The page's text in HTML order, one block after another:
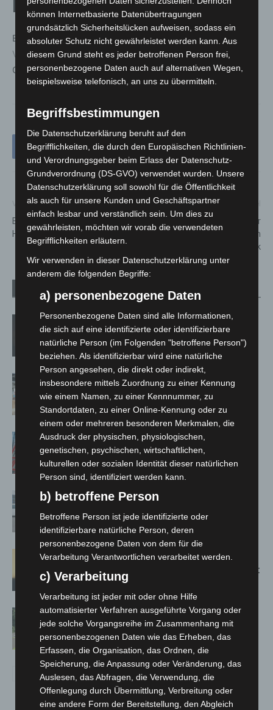
Niedersachsen
Bei Unsicherheiten oder konkreten Problemen bietet die
Verbraucherzentrale NiedersachsenUnterstützung – vor
Ort, telefonisch und per Video.
Vorheriger Artikel
Bewaffneter Täter in
Hannover auf der Flucht
Nächster Artikel
Nikolaus-Aktion der Feuerwehr
Hannover begeistert Kinder in
der MHH-Kinderklinik
Verwandte Artikel Mehr vom Autor
M’era Luna 2026: 25.000 Fans feiern in
Hildesheim
Kunst trifft Weingenuss: Barbara-
Susann Mehring zeigt ihre Werke im
Jacques’ Wein-Depot Isernhagen
A2: Zweite Turbobaustelle startet
zwischen Hannover-West und
Bothfeld
Niedersachsen: Feuerwehrkräfte
kehren nach Waldbrandeinsatz aus
Spanien zurück
Hannover: Erste Tigermücken-
Population in Niedersachsen entdeckt
Brand im „Haus der Begegnung“ in
Neuwarmbüchen schnell eingedämmt
können Internetbasierte Datenübertragungen
grundsätzlich Sicherheitslücken aufweisen, sodass ein
absoluter Schutz nicht gewährleistet werden kann. Aus
diesem Grund steht es jeder betroffenen Person frei,
personenbezogene Daten auch auf alternativen Wegen,
beispielsweise telefonisch, an uns zu übermitteln.
Begriffsbestimmungen
Die Datenschutzerklärung beruht auf den
Begrifflichkeiten, die durch den Europäischen Richtlinien-
und Verordnungsgeber beim Erlass der Datenschutz-
Grundverordnung (DS-GVO) verwendet wurden. Unsere
Datenschutzerklärung soll sowohl für die Öffentlichkeit
als auch für unsere Kunden und Geschäftspartner
einfach lesbar und verständlich sein. Um dies zu
gewährleisten, möchten wir vorab die verwendeten
Begrifflichkeiten erläutern.
Wir verwenden in dieser Datenschutzerklärung unter
anderem die folgenden Begriffe:
a) personenbezogene Daten
Personenbezogene Daten sind alle Informationen,
die sich auf eine identifizierte oder identifizierbare
natürliche Person (im Folgenden "betroffene Person")
beziehen. Als identifizierbar wird eine natürliche
Person angesehen, die direkt oder indirekt,
insbesondere mittels Zuordnung zu einer Kennung
wie einem Namen, zu einer Kennnummer, zu
Standortdaten, zu einer Online-Kennung oder zu
einem oder mehreren besonderen Merkmalen, die
Ausdruck der physischen, physiologischen,
genetischen, psychischen, wirtschaftlichen,
kulturellen oder sozialen Identität dieser natürlichen
Person sind, identifiziert werden kann.
b) betroffene Person
Betroffene Person ist jede identifizierte oder
identifizierbare natürliche Person, deren
personenbezogene Daten von dem für die
Verarbeitung Verantwortlichen verarbeitet werden.
c) Verarbeitung
Verarbeitung ist jeder mit oder ohne Hilfe
automatisierter Verfahren ausgeführte Vorgang oder
jede solche Vorgangsreihe im Zusammenhang mit
personenbezogenen Daten wie das Erheben, das
Erfassen, die Organisation, das Ordnen, die
Speicherung, die Anpassung oder Veränderung, das
Auslesen, das Abfragen, die Verwendung, die
Offenlegung durch Übermittlung, Verbreitung oder
eine andere Form der Bereitstellung, den Abgleich